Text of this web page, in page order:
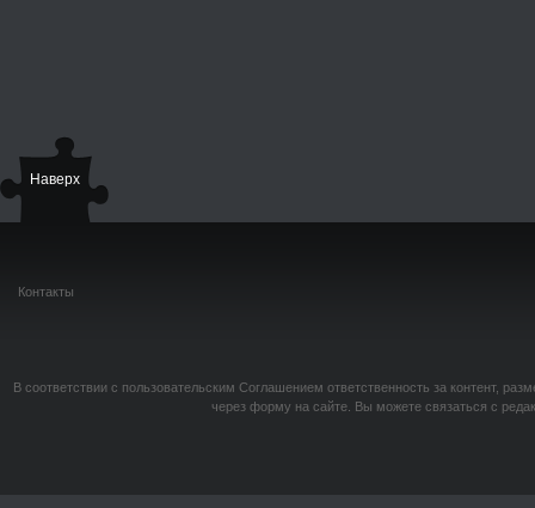
Наверх
Контакты
В соответствии с пользовательским Соглашением ответственность за контент,
через форму на сайте. Вы можете связаться с